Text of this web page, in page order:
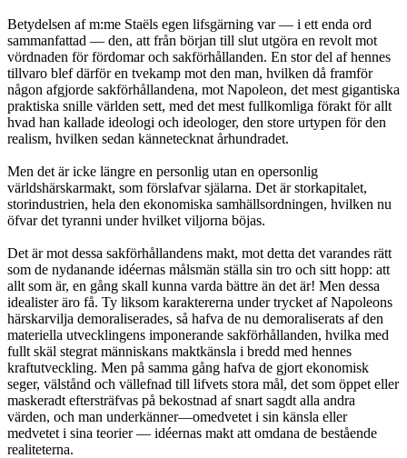
Betydelsen af m:me Staëls egen lifsgärning var — i ett enda ord
sammanfattad — den, att från början till slut utgöra en revolt mot
vördnaden för fördomar och sakförhållanden. En stor del af hennes
tillvaro blef därför en tvekamp mot den man, hvilken då framför
någon afgjorde sakförhållandena, mot Napoleon, det mest gigantiska
praktiska snille världen sett, med det mest fullkomliga förakt för allt
hvad han kallade ideologi och ideologer, den store urtypen för den
realism, hvilken sedan kännetecknat århundradet.
Men det är icke längre en personlig utan en opersonlig
världshärskarmakt, som förslafvar själarna. Det är storkapitalet,
storindustrien, hela den ekonomiska samhällsordningen, hvilken nu
öfvar det tyranni under hvilket viljorna böjas.
Det är mot dessa sakförhållandens makt, mot detta det varandes rätt
som de nydanande idéernas målsmän ställa sin tro och sitt hopp: att
allt som är, en gång skall kunna varda bättre än det är! Men dessa
idealister äro få. Ty liksom karaktererna under trycket af Napoleons
härskarvilja demoraliserades, så hafva de nu demoraliserats af den
materiella utvecklingens imponerande sakförhållanden, hvilka med
fullt skäl stegrat människans maktkänsla i bredd med hennes
kraftutveckling. Men på samma gång hafva de gjort ekonomisk
seger, välstånd och vällefnad till lifvets stora mål, det som öppet eller
maskeradt eftersträfvas på bekostnad af snart sagdt alla andra
värden, och man underkänner—omedvetet i sin känsla eller
medvetet i sina teorier — idéernas makt att omdana de bestående
realiteterna.